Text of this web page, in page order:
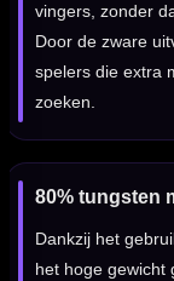
vingers, zonder
Door de zware
spelers die extra
zoeken.
80% tungsten
Dankzij het
het hoge gewicht